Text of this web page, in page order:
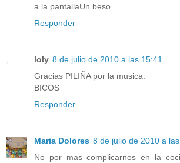
a la pantallaUn beso
Responder
loly 8 de julio de 2010 a las 15:41
Gracias PILIÑA por la musica.
BICOS
Responder
Maria Dolores 8 de julio de 2010 a
No por mas complicarnos en la